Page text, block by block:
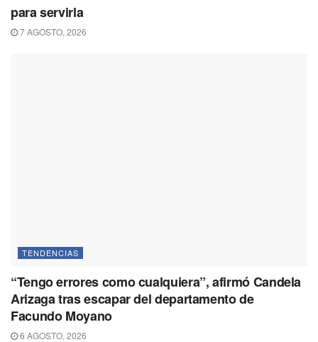
para servirla
7 AGOSTO, 2026
TENDENCIAS
“Tengo errores como cualquiera”, afirmó Candela
Arizaga tras escapar del departamento de
Facundo Moyano
6 AGOSTO, 2026